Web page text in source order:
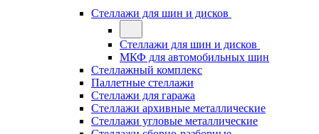
Стеллажи для шин и дисков
Стеллажи для шин и дисков
МКФ для автомобильных шин
Стеллажный комплекс
Паллетные стеллажи
Стеллажи для гаража
Стеллажи архивные металлические
Стеллажи угловые металлические